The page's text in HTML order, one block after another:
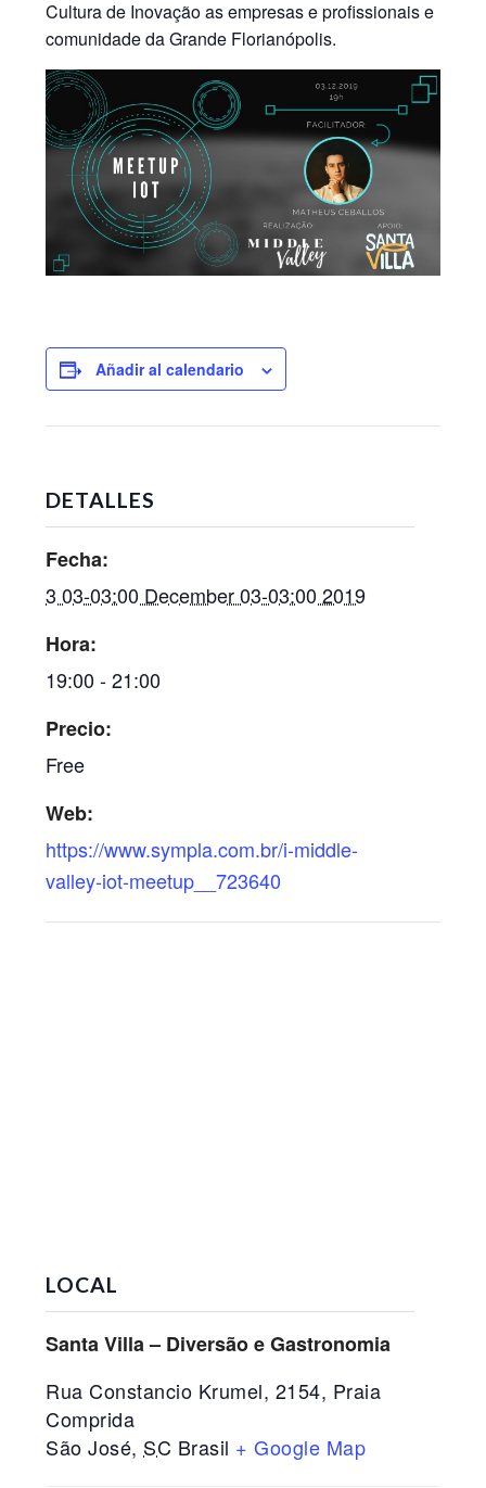
Cultura de Inovação as empresas e profissionais e
comunidade da Grande Florianópolis.
Añadir al calendario
DETALLES
Fecha:
3 03-03:00 December 03-03:00 2019
Hora:
19:00 - 21:00
Precio:
Free
Web:
https://www.sympla.com.br/i-middle-
valley-iot-meetup__723640
LOCAL
Santa Villa – Diversão e Gastronomia
Rua Constancio Krumel, 2154, Praia
Comprida
São José, SC Brasil + Google Map